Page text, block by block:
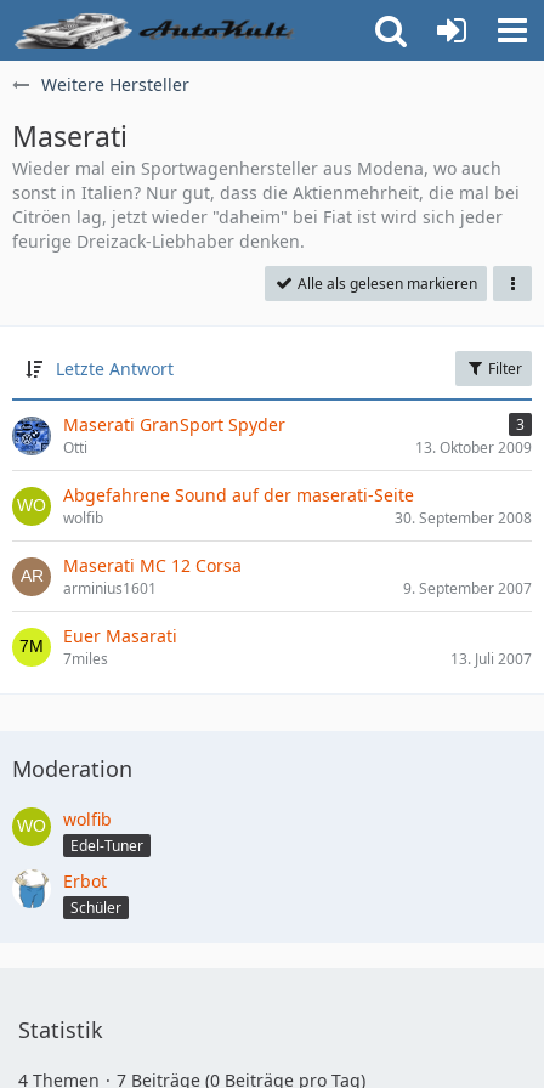
Weitere Hersteller
Maserati
Wieder mal ein Sportwagenhersteller aus Modena, wo auch
sonst in Italien? Nur gut, dass die Aktienmehrheit, die mal bei
Citröen lag, jetzt wieder "daheim" bei Fiat ist wird sich jeder
feurige Dreizack-Liebhaber denken.
Alle als gelesen markieren
Letzte Antwort Filter
Maserati GranSport Spyder
3
Otti
13. Oktober 2009
Abgefahrene Sound auf der maserati-Seite
wolfib 30. September 2008
Maserati MC 12 Corsa
arminius1601 9. September 2007
Euer Masarati
7miles 13. Juli 2007
Moderation
wolfib
Edel-Tuner
Erbot
Schüler
Statistik
4 Themen 7 Beiträge (0 Beiträge pro Tag)